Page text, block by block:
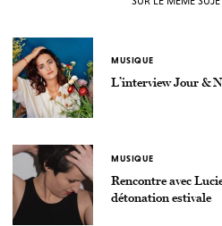
MUSIQUE
L’interview Jour &
MUSIQUE
Rencontre avec
détonation estivale